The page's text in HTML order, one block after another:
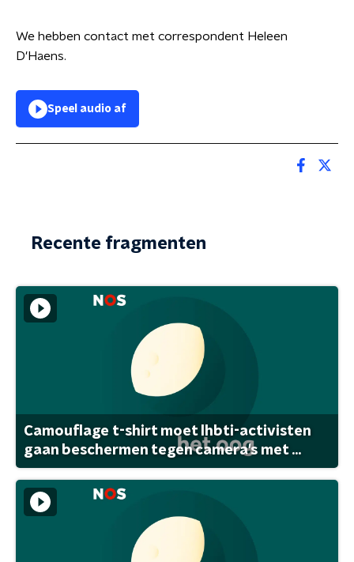
We hebben contact met correspondent Heleen
D'Haens.
Speel audio af
Recente fragmenten
Camouflage t-shirt moet lhbti-activisten
gaan beschermen tegen camera's met ...